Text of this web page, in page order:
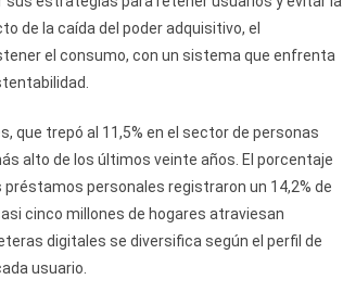
de la caída del poder adquisitivo, el
el consumo, con un sistema que enfrenta
que trepó al 11,5% en el sector de personas
alto de los últimos veinte años. El porcentaje
personales registraron un 14,2% de
cinco millones de hogares atraviesan
digitales se diversifica según el perfil de
usuario.